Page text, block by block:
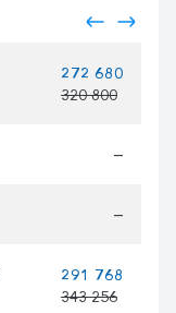
272 680
320 800
—
—
291 768
343 256